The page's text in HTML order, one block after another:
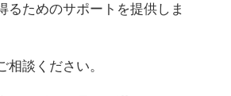
るためのサポートを提供しま
相談ください。